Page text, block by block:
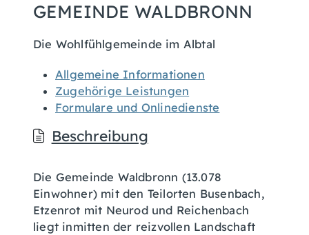
GEMEINDE WALDBRONN
Die Wohlfühlgemeinde im Albtal
Allgemeine Informationen
Zugehörige Leistungen
Formulare und Onlinedienste
Beschreibung
Die Gemeinde Waldbronn (13.078
Einwohner) mit den Teilorten Busenbach,
Etzenrot mit Neurod und Reichenbach
liegt inmitten der reizvollen Landschaft